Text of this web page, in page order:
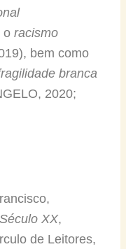
o racismo
bem como
branca
2020;
XX,
de Leitores,